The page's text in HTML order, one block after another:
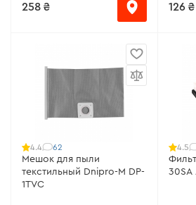
258 ₴ 126 ₴
4.4 62
Мешок для пыли
текстильный Dnipro-M DP-
1TVC
4.5
30SA